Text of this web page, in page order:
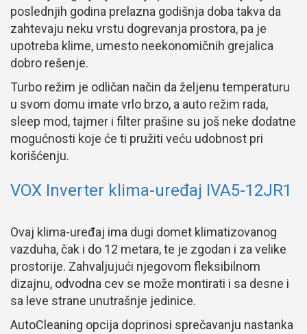
poslednjih godina prelazna godišnja doba takva da
zahtevaju neku vrstu dogrevanja prostora, pa je
upotreba klime, umesto neekonomičnih grejalica
dobro rešenje.
Turbo režim je odličan način da željenu temperaturu
u svom domu imate vrlo brzo, a auto režim rada,
sleep mod, tajmer i filter prašine su još neke dodatne
mogućnosti koje će ti pružiti veću udobnost pri
korišćenju.
VOX Inverter klima-uređaj IVA5-12JR1
Ovaj klima-uređaj ima dugi domet klimatizovanog
vazduha, čak i do 12 metara, te je zgodan i za velike
prostorije. Zahvaljujući njegovom fleksibilnom
dizajnu, odvodna cev se može montirati i sa desne i
sa leve strane unutrašnje jedinice.
AutoCleaning opcija doprinosi sprečavanju nastanka